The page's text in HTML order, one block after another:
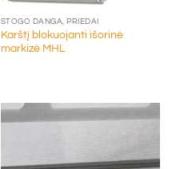
STOGO DANGA, PRIEDAI
Karštį blokuojanti išorinė
markizė MHL